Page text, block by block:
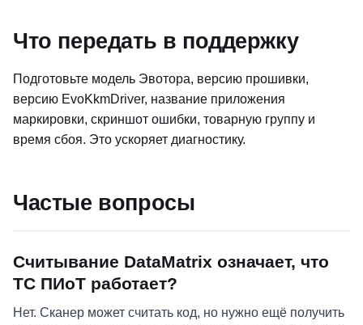
Что передать в поддержку
Подготовьте модель Эвотора, версию прошивки,
версию EvoKkmDriver, название приложения
маркировки, скриншот ошибки, товарную группу и
время сбоя. Это ускоряет диагностику.
Частые вопросы
Считывание DataMatrix означает, что
ТС ПИоТ работает?
Нет. Сканер может считать код, но нужно ещё получить